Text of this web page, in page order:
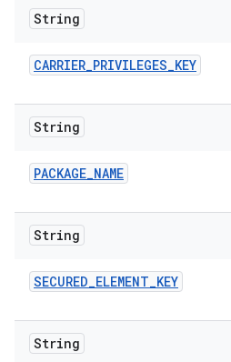
String
CARRIER_PRIVILEGES_KEY
String
PACKAGE_NAME
String
SECURED_ELEMENT_KEY
String